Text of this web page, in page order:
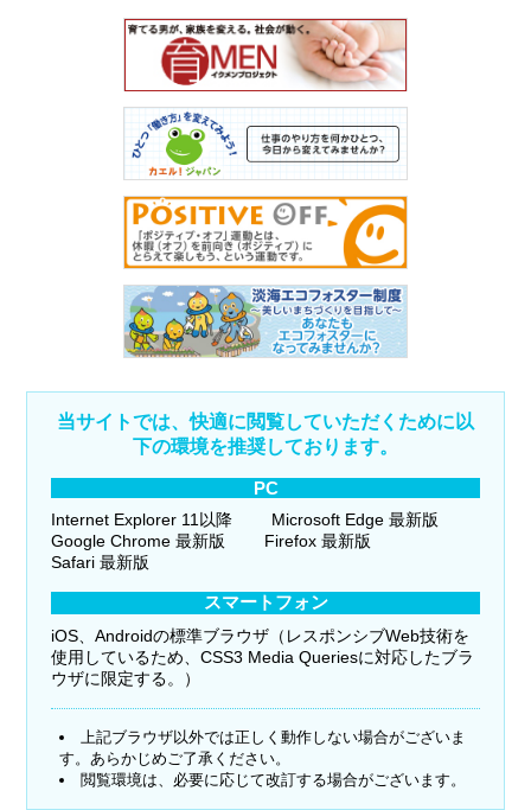
当サイトでは、快適に閲覧していただくために以
下の環境を推奨しております。
PC
Internet Explorer 11以降
Microsoft Edge 最新版
Google Chrome 最新版
Firefox 最新版
Safari 最新版
スマートフォン
iOS、Androidの標準ブラウザ（レスポンシブWeb技術を
使用しているため、CSS3 Media Queriesに対応したブラ
ウザに限定する。）
上記ブラウザ以外では正しく動作しない場合がございま
す。あらかじめご了承ください。
閲覧環境は、必要に応じて改訂する場合がございます。